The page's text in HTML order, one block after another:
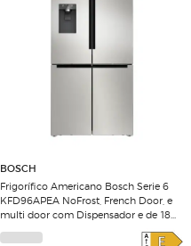
BOSCH
Frigorífico Americano Bosch Serie 6
KFD96APEA NoFrost, French Door, e
multi door com Dispensador e de 183